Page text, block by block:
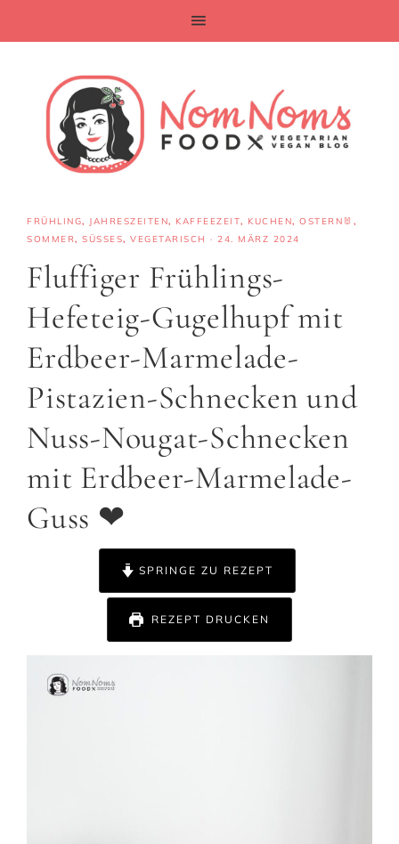
FRÜHLING, JAHRESZEITEN, KAFFEEZEIT, KUCHEN, OSTERN🐰 ,
SOMMER, SÜSSES , VEGETARISCH · 24. MÄRZ 2024
Fluffiger Frühlings-
Hefeteig-Gugelhupf mit
Erdbeer-Marmelade-
Pistazien-Schnecken und
Nuss-Nougat-Schnecken
mit Erdbeer-Marmelade-
Guss ❤
SPRINGE ZU REZEPT
REZEPT DRUCKEN